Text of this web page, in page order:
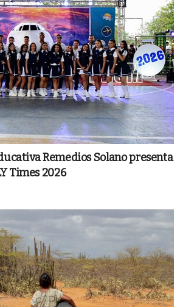
Remedios Solano presenta
Times 2026